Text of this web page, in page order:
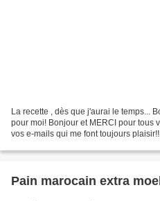
La recette , dès que j'aurai le temps...
pour moi! Bonjour et MERCI pour tous
vos e-mails qui me font toujours
Pain marocain extra